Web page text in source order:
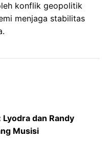
konflik geopolitik
menjaga stabilitas
dan Randy
Musisi